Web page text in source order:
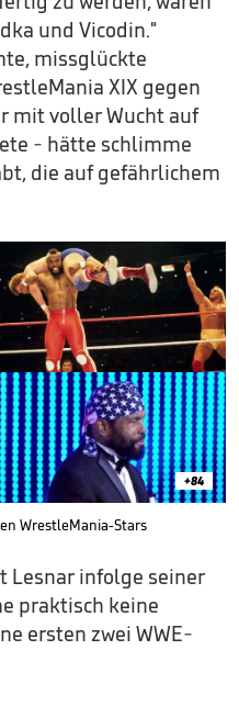
und Vicodin."
missglückte
XIX gegen
mit voller Wucht auf
- hätte schlimme
die auf gefährlichem
+84
WrestleMania-Stars
Lesnar infolge seiner
praktisch keine
ersten zwei WWE-